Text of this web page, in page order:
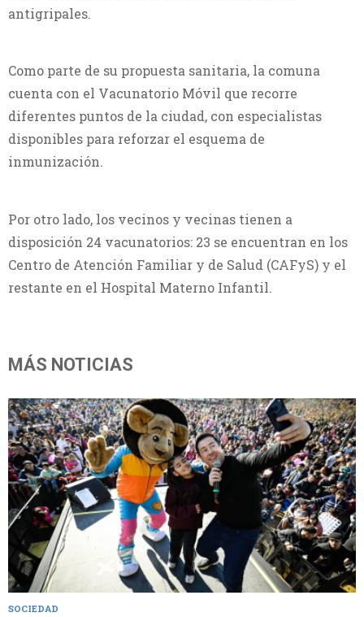
antigripales.
Como parte de su propuesta sanitaria, la comuna
cuenta con el Vacunatorio Móvil que recorre
diferentes puntos de la ciudad, con especialistas
disponibles para reforzar el esquema de
inmunización.
Por otro lado, los vecinos y vecinas tienen a
disposición 24 vacunatorios: 23 se encuentran en los
Centro de Atención Familiar y de Salud (CAFyS) y el
restante en el Hospital Materno Infantil.
MÁS NOTICIAS
SOCIEDAD